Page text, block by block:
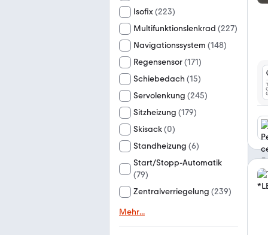
Isofix(223)
Multifunktionslenkrad (227)
Navigationssystem (148)
Regensensor(171)
Schiebedach (15)
Servolenkung (245)
Sitzheizung (179)
Skisack(0)
Standheizung (6)
Start/Stopp-Automatik
(79)
Zentralverriegelung (239)
Mehr...